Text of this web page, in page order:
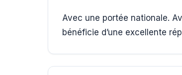
Avec une portée nationale.
bénéficie d’une excellente